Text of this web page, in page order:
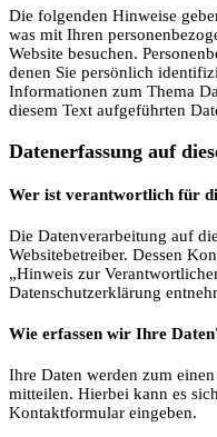
Die folgenden Hinweise
was mit Ihren
Website besuchen.
denen Sie persönlich
Informationen zum Thema
diesem Text aufgeführten
Datenerfassung auf
Wer ist verantwortlich für
Die Datenverarbeitung auf
Websitebetreiber. Dessen
„Hinweis zur
Datenschutzerklärung
Wie erfassen wir Ihre
Ihre Daten werden zum
mitteilen. Hierbei kann es
Kontaktformular eingeben.